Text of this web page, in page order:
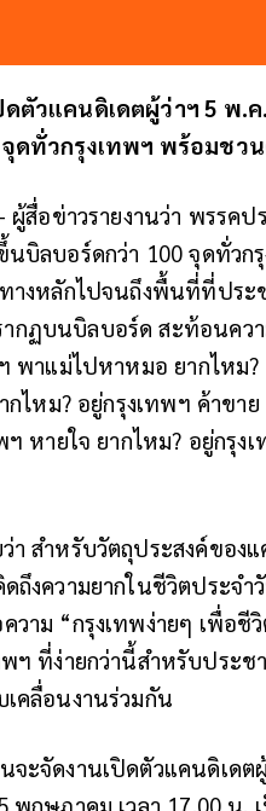
ตัวแคนดิเดตผู้ว่าฯ 5 พ.
ทั่วกรุงเทพฯ พร้อมชวน
สื่อข่าวรายงานว่า พรรค
นบิลบอร์ดกว่า 100 จุดทั่ว
างหลักไปจนถึงพื้นที่ที่ปร
กฏบนบิลบอร์ด สะท้อนคว
พาแม่ไปหาหมอ ยากไหม
กไหม? อยู่กรุงเทพฯ ค้าขา
ฯ หายใจ ยากไหม? อยู่กรุง
ว่า สำหรับวัตถุประสงค์ขอ
ถึงความยากในชีวิตประ
วาม “กรุงเทพง่ายๆ เพื่อ
พฯ ที่ง่ายกว่านี้สำหรับประ
คลื่อนงานร่วมกัน
ะจัดงานเปิดตัวแคนดิเดต
พฤษภาคม เวลา 17.00 น